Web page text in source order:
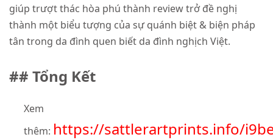
giúp trượt thác hòa phú thành review trở đề nghị
thành một biểu tượng của sự quánh biệt & biện pháp
tân trong da đình quen biết da đình nghịch Việt.
## Tổng Kết
Xem
thêm: https://sattlerartprints.info/